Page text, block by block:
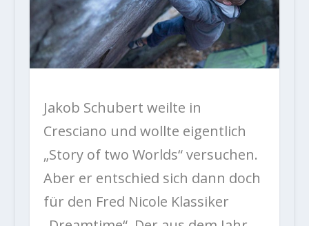
Jakob Schubert weilte in
Cresciano und wollte eigentlich
„Story of two Worlds“ versuchen.
Aber er entschied sich dann doch
für den Fred Nicole Klassiker